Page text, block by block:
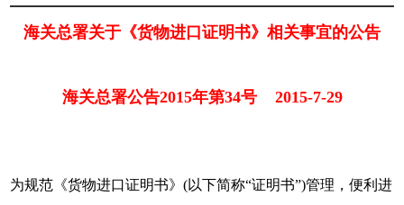
海关总署关于《货物进口证明书》相关事宜的公告
海关总署公告2015年第34号 2015-7-29
为规范《货物进口证明书》(以下简称“证明书”)管理，便利进